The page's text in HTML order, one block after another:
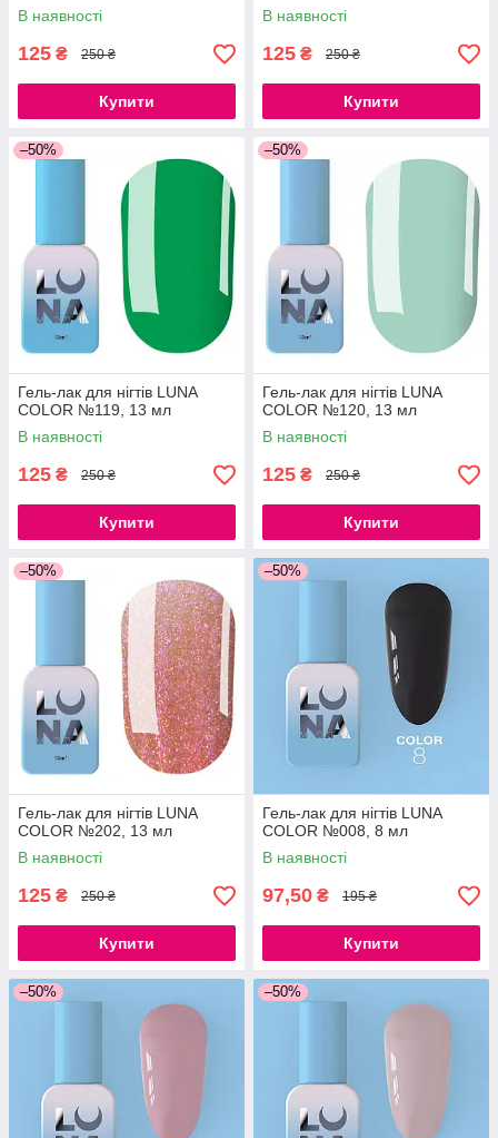
В наявності
125 ₴ 250 ₴
Купити
В наявності
125 ₴ 250 ₴
Купити
–50%
Гель-лак для нігтів LUNA
COLOR №119, 13 мл
В наявності
125 ₴ 250 ₴
Купити
–50%
Гель-лак для нігтів LUNA
COLOR №120, 13 мл
В наявності
125 ₴ 250 ₴
Купити
–50%
Гель-лак для нігтів LUNA
COLOR №202, 13 мл
В наявності
125 ₴ 250 ₴
Купити
–50%
Гель-лак для нігтів LUNA
COLOR №008, 8 мл
В наявності
97,50 ₴ 195 ₴
Купити
–50% –50%